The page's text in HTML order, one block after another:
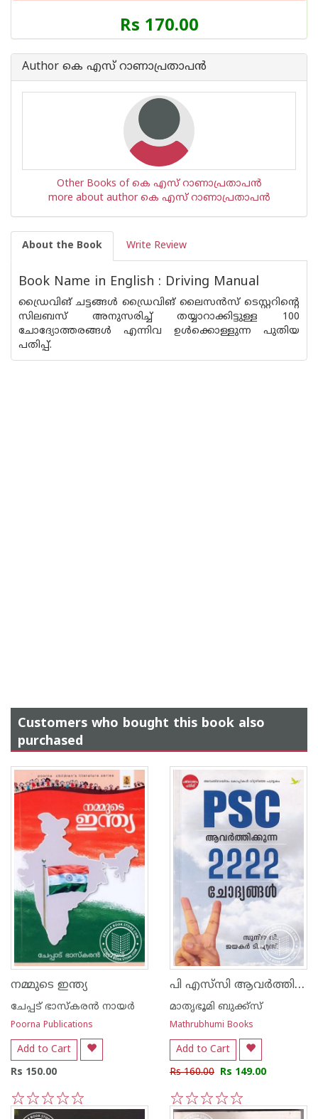
Price
of
Book
Rs 170.00
Author കെ എസ് റാണാപ്രതാപന്‍
Other Books of കെ എസ് റാണാപ്രതാപന്‍
more about author കെ എസ് റാണാപ്രതാപന്‍
About the Book Write Review
Book Name in English : Driving Manual
ഡ്രൈവിങ് ചട്ടങ്ങള്‍ ഡ്രൈവിങ് ലൈസന്‍സ് ടെസ്റ്ററിന്റെ
സിലബസ് അനുസരിച്ച് തയ്യാറാക്കിട്ടുള്ള 100
ചോദ്യോത്തരങ്ങള്‍ എന്നിവ ഉള്‍ക്കൊള്ളുന്ന പുതിയ
പതിപ്പ്.
Customers who bought this book also
purchased
നമ്മുടെ ഇന്ത്യ
ചേപ്പട് ഭാസ്കരന്‍ നായര്‍
Poorna Publications
Add to Cart
Rs 150.00
5
4
3
2
1
പി എസ്‌സി ആവര്‍ത്തിക്കുന്ന 2222 ചോദ്യങ്ങള്‍
മാതൃഭൂമി ബുക്ക്സ്
Mathrubhumi Books
Add to Cart
Rs 160.00 Rs 149.00
5
4
3
2
1